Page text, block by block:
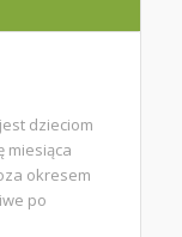
dzieciom
miesiąca
okresem
po